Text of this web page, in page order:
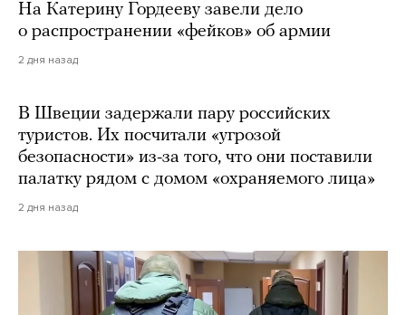
На Катерину Гордееву завели дело
о распространении «фейков» об армии
2 дня назад
В Швеции задержали пару российских
туристов. Их посчитали «угрозой
безопасности» из-за того, что они поставили
палатку рядом с домом «охраняемого лица»
2 дня назад